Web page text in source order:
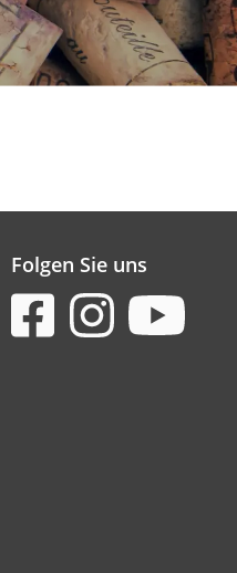
Folgen Sie uns